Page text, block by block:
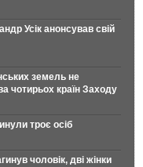
Усік анонсував свій
земель не
чотирьох країн Заходу
троє осіб
чоловік, дві жінки